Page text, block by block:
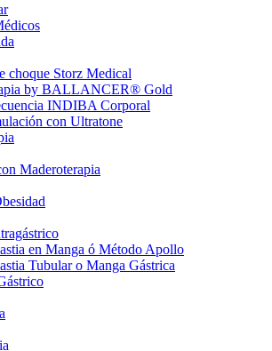
choque Storz Medical
by BALLANCER® Gold
INDIBA Corporal
con Ultratone
Maderoterapia
en Manga ó Método Apollo
Tubular o Manga Gástrica